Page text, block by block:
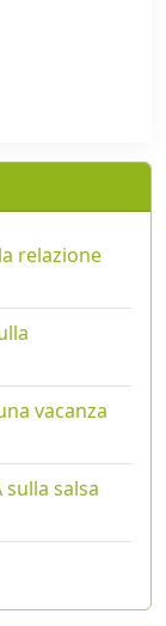
relazione
vacanza
salsa